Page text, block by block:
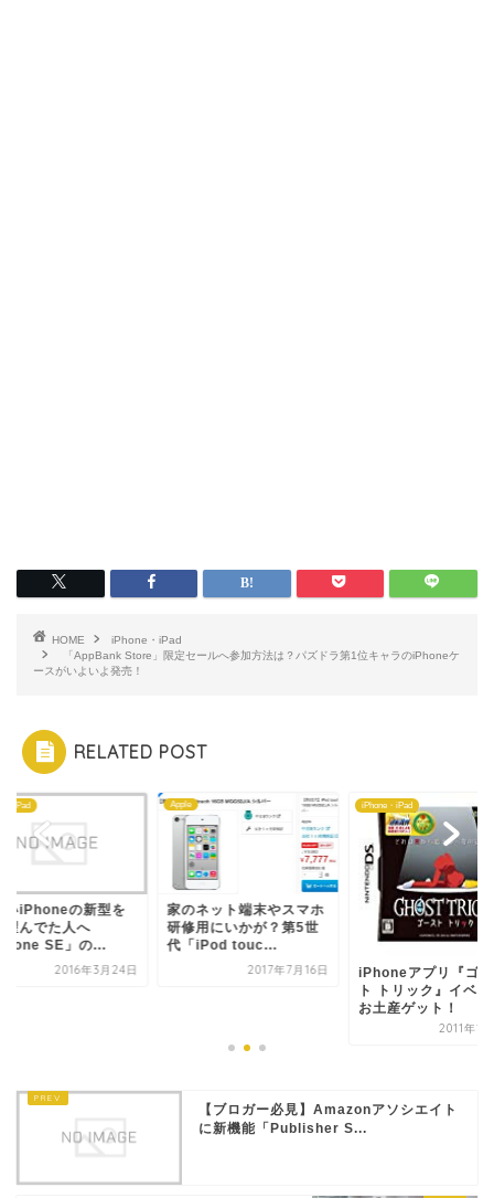
HOME
iPhone・iPad
「AppBank Store」限定セールへ参加方法は？パズドラ第1位キャラのiPhoneケ
ースがいよいよ発売！
RELATED POST
・iPad
いiPhoneの新型を
望んでた人へ
SE」の...
2016年3月24日
Apple
家のネット端末やスマホ
研修用にいかが？第5世
代「iPod touc...
2017年7月16日
iPhone・iPad
iPhoneアプリ『ゴ
ト トリック』イベ
お土産ゲット！
2011年1
【ブロガー必見】Amazonアソシエイト
に新機能「Publisher S...